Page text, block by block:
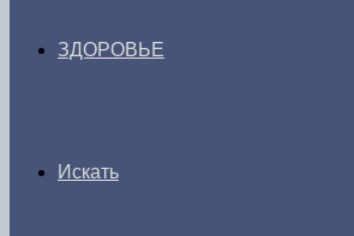
ЗДОРОВЬЕ
Искать